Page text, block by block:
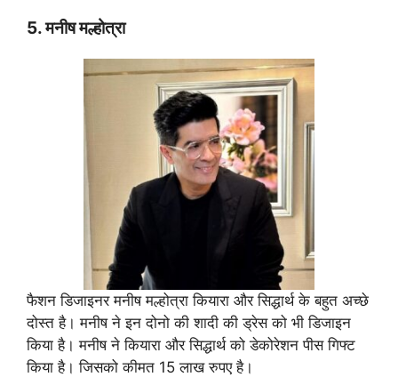
5. मनीष मल्होत्रा
फैशन डिजाइनर मनीष मल्होत्रा कियारा और सिद्धार्थ के बहुत अच्छे
दोस्त है। मनीष ने इन दोनो की शादी की ड्रेस को भी डिजाइन
किया है। मनीष ने कियारा और सिद्धार्थ को डेकोरेशन पीस गिफ्ट
किया है। जिसको कीमत 15 लाख रुपए है।